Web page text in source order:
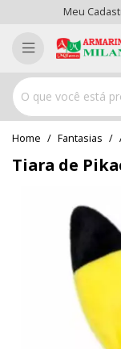
Meu
home Fantasias
Tiara de